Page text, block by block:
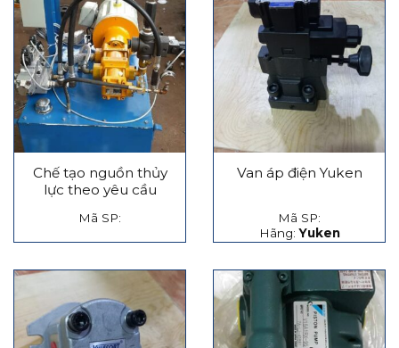
Chế tạo nguồn thủy
lực theo yêu cầu
Mã SP:
Van áp điện Yuken
Mã SP:
Hãng:Yuken